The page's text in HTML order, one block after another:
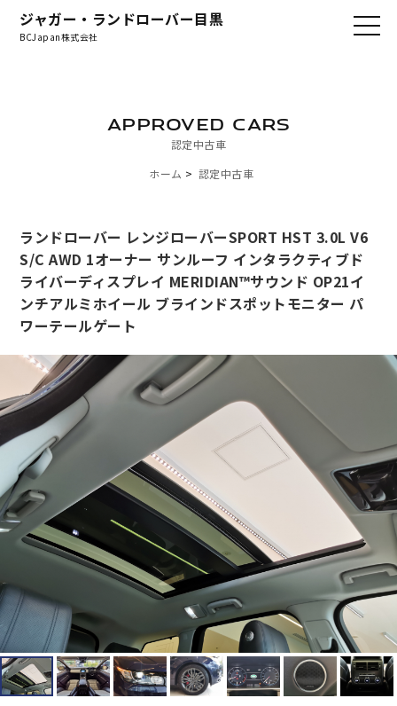
ジャガー・ランドローバー目黒
BCJapan株式会社
認定中古車
APPROVED CARS
ホーム 認定中古車
ランドローバー レンジローバーSPORT HST 3.0L V6
S/C AWD 1オーナー サンルーフ インタラクティブド
ライバーディスプレイ MERIDIAN™サウンド OP21イ
ンチアルミホイール ブラインドスポットモニター パ
ワーテールゲート